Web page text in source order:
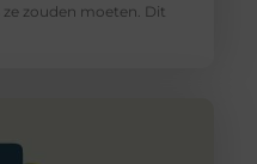
zouden moeten. Dit